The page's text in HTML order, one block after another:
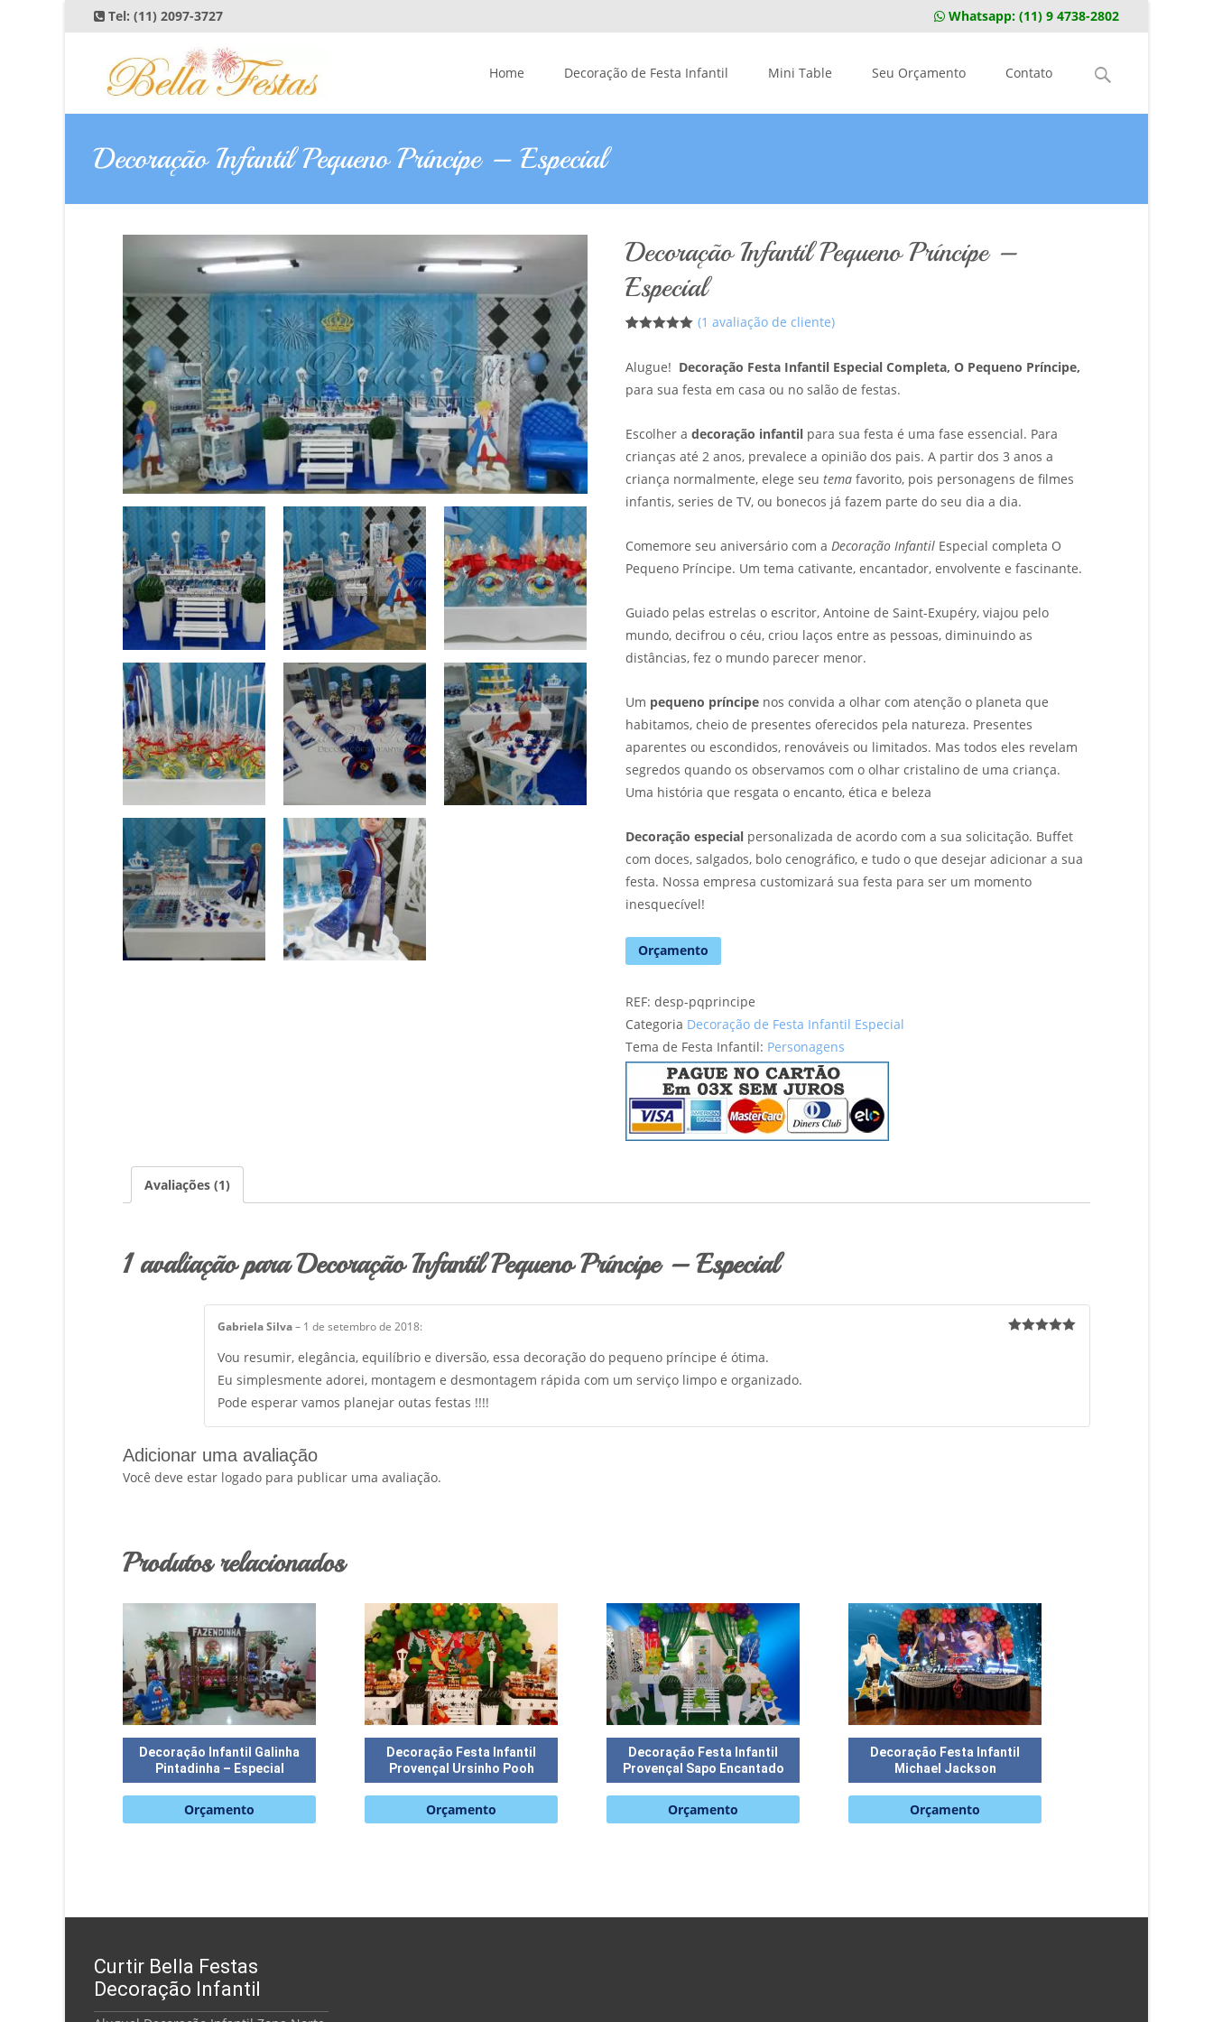
Whatsapp: (11) 9 4738-2802
Tel: (11) 2097-3727
Home
Decoração de Festa Infantil Mini Table Seu Orçamento Contato
Pesquisar
Decoração Infantil Pequeno Príncipe – Especial
Decoração Infantil Pequeno Príncipe –
Especial
avaliação de
(1 avaliação de cliente)
Alugue! Decoração Festa Infantil Especial Completa, O Pequeno Príncipe,
para sua festa em casa ou no salão de festas.
Escolher adecoração infantil para sua festa é uma fase essencial. Para
crianças até 2 anos, prevalece a opinião dos pais. A partir dos 3 anos a
criança normalmente, elege seutema favorito, pois personagens de filmes
infantis, series de TV, ou bonecos já fazem parte do seu dia a dia.
Comemore seu aniversário com a Decoração Infantil Especial completa O
Pequeno Príncipe. Um tema cativante, encantador, envolvente e fascinante.
Guiado pelas estrelas o escritor, Antoine de Saint-Exupéry, viajou pelo
mundo, decifrou o céu, criou laços entre as pessoas, diminuindo as
distâncias, fez o mundo parecer menor.
Um pequeno príncipe nos convida a olhar com atenção o planeta que
habitamos, cheio de presentes oferecidos pela natureza. Presentes
aparentes ou escondidos, renováveis ou limitados. Mas todos eles revelam
segredos quando os observamos com o olhar cristalino de uma criança.
Uma história que resgata o encanto, ética e beleza
Decoração especial personalizada de acordo com a sua solicitação. Buffet
com doces, salgados, bolo cenográfico, e tudo o que desejar adicionar a sua
festa. Nossa empresa customizará sua festa para ser um momento
inesquecível!
Orçamento
REF:desp-pqprincipe
Categoria Decoração de Festa Infantil Especial
Tema de Festa Infantil: Personagens
Avaliações (1)
1 avaliação para Decoração Infantil Pequeno Príncipe – Especial
Gabriela Silva – 1 de setembro de 2018:
Vou resumir, elegância, equilíbrio e diversão, essa decoração do pequeno príncipe é ótima.
Eu simplesmente adorei, montagem e desmontagem rápida com um serviço limpo e organizado.
Pode esperar vamos planejar outas festas !!!!
Adicionar uma avaliação
Você deve estar logado para publicar uma avaliação.
Produtos relacionados
Decoração Infantil Galinha
Pintadinha – Especial
Orçamento
Decoração Festa Infantil
Provençal Ursinho Pooh
Orçamento
Decoração Festa Infantil
Provençal Sapo Encantado
Orçamento
Decoração Festa Infantil
Michael Jackson
Orçamento
Curtir Bella Festas
Decoração Infantil